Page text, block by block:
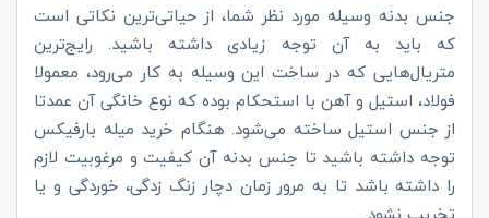
جنس بدنه وسیله مورد نظر شما، از حیاتی‌ترین نکاتی است
که باید به آن توجه زیادی داشته باشید. رایج‌ترین
متریال‌هایی که در ساخت این وسیله به کار می‌رود، معمولا
فولاد، استیل و آهن با استحکام بوده که نوع خانگی آن عمدتا
از جنس استیل ساخته می‌شود. هنگام خرید میله بارفیکس
توجه داشته باشید تا جنس بدنه آن کیفیت و مرغوبیت لازم
را داشته باشد تا به مرور زمان دچار زنگ زدگی، خوردگی و یا